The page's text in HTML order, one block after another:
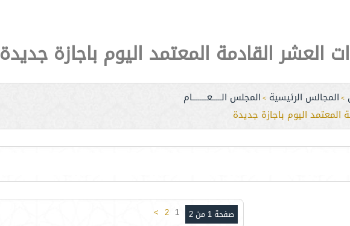
القادمة المعتمد اليوم باجازة جديدة
> المجالس الرئيسية > المجلس الـــــعــــــــام
اليوم باجازة جديدة
صفحة 1 من 2 1
2
>